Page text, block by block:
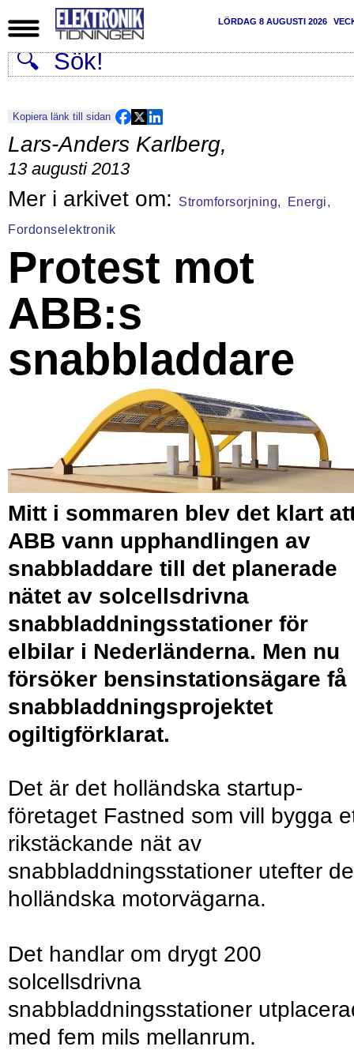
LÖRDAG 8 AUGUSTI 2026
Kopiera länk till sidan
Lars-Anders Karlberg,
13 augusti 2013
Stromforsorjning, Energi,
Fordonselektronik
Protest mot
ABB:s
snabbladdare
Mitt i sommaren blev det klart
ABB vann upphandlingen av
snabbladdare till det planerade
nätet av solcellsdrivna
snabbladdningsstationer för
elbilar i Nederländerna. Men nu
försöker bensinstationsägare få
snabbladdningsprojektet
ogiltigförklarat.
Det är det holländska startup-
företaget Fastned som vill bygga
rikstäckande nät av
snabbladdningsstationer utefter de
holländska motorvägarna.
Det handlar om drygt 200
solcellsdrivna
snabbladdningsstationer
med fem mils mellanrum.